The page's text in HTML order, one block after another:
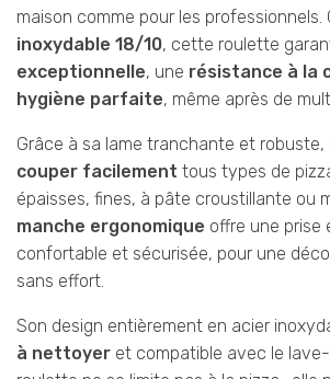
maison comme pour les professionnels.
inoxydable 18/10, cette roulette
exceptionnelle, une résistance à la
hygiène parfaite, même après de
Grâce à sa lame tranchante et robuste,
couper facilement tous types de
épaisses, fines, à pâte croustillante ou
manche ergonomique offre une prise
confortable et sécurisée, pour une
sans effort.
Son design entièrement en acier
à nettoyer et compatible avec le